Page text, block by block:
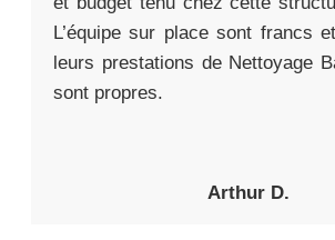
L’équipe sur place sont francs
leurs prestations de Nettoyage
sont propres.
Arthur D.